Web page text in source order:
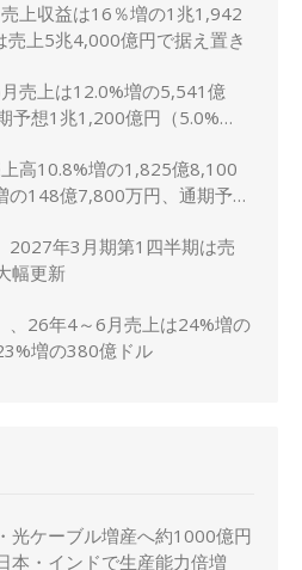
上収益は16％増の1兆1,942
上5兆4,000億円で据え置き
売上は12.0%増の5,541億
予想1兆1,200億円（5.0%
高10.8%増の1,825億8,100
の148億7,800万円、通期予想
2027年3月期第1四半期は売
幅更新
、26年4～6月売上は24%増の
増の380億ドル
光ケーブル増産へ約1000億円
本・インドで生産能力倍増